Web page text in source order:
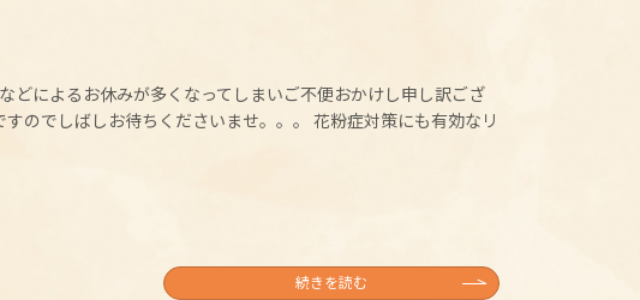
どによるお休みが多くなってしまいご不便おかけし申し訳ござ
のでしばしお待ちくださいませ。。。 花粉症対策にも有効なリ
続きを読む